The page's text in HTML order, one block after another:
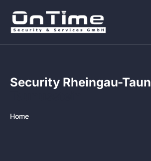
Security Rheingau-
Home